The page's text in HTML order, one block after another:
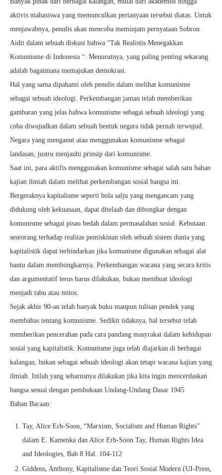
aktivis mahasiswa yang memunculkan pertanyaan tersebut diatas. Untuk
menjawabnya, penulis akan mencoba meminjam pernyataan Sobron
Aidit dalam sebuah diskusi bahwa “Tak Realistis Menegakkan
Komunisme di Indonesia “. Menurutnya, yang paling penting sekarang
adalah bagaimana memajukan demokrasi.
Hal yang sama dipahami oleh penulis dalam melihat komunisme
sebagai sebuah ideologi. Perkembangan jaman telah memberikan
gambaran yang jelas bahwa komunisme sebagai sebuah ideologi yang
coba diwujudkan dalam sebuah bentuk negara tidak pernah terwujud.
Negara yang menganut atau menggunakan komunisme sebagai
landasan, justru menjauhi prinsip dari komunisme.
Saat ini, para aktifis menggunakan komunisme sebagai salah satu bahan
kajian ilmiah dalam melihat perkembangan sosial bangsa ini.
Bergeraknya kapitalisme seperti bola salju yang mengancam yang
didukung oleh kekuasaan, dapat ditelaah dan dibongkar dengan
komunisme sebagai pisau bedah dalam permasalahan sosial. Kebutaan
seseorang terhadap realitas pemiskinan oleh sebuah sistem dunia yang
kapitalistik dapat terhindarkan jika komunisme digunakan sebagai alat
bantu dalam membongkarnya. Perkembangan wacana yang secara kritis
dan argumentatif terus harus dilakukan, bukan membuat ideologi
menjadi tabu atau mitos.
Sejak akhir 90-an telah banyak buku maupun tulisan pendek yang
membahas tentang komunisme. Sedikit tidaknya, hal tersebut telah
memberikan pencerahan pada cara pandang masyrakat dalam kehidupan
sosial yang kapitalistik. Komunisme juga telah diajarkan di berbagai
kalangan, bukan sebagai sebuah ideologi akan tetapi wacana kajian yang
ilmiah. Inilah yang seharusnya dilakukan jika kita ingin mencerdaskan
bangsa sesuai dengan pembukaan Undang-Undang Dasar 1945
Bahan Bacaan:
Tay, Alice Erh-Soon, “Marxism, Socialism and Human Rights”
dalam E. Kamenka dan Alice Erh-Soon Tay, Human Rights Idea
and Ideologies, Bab 8 Hal. 104-112
Giddens, Anthony, Kapitalisme dan Teori Sosial Modern (UI-Press,